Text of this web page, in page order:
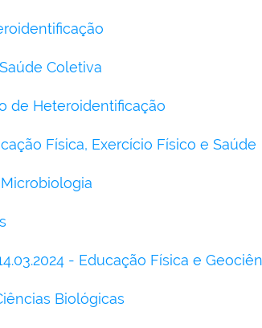
Coletiva
de Heteroidentificação
Física, Exercício Físico e Saúde
- Educação Física e
Biológicas